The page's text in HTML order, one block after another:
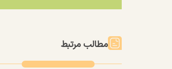
مطالب مرتبط